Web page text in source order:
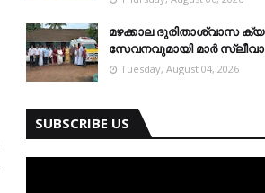
മഴക്കാല ദുരിതാശ്വാസ
സേവനവുമായി മാർ സ്ലീവാ
Tuesday, August 04, 2026
SUBSCRIBE US